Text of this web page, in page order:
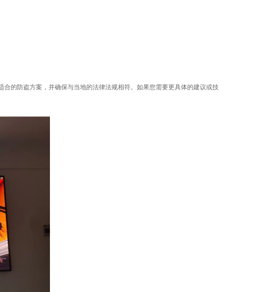
的防盗方案，并确保与当地的法律法规相符。如果您需要更具体的建议或技